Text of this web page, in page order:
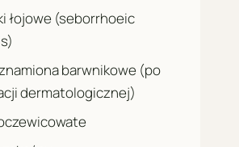
łojowe (seborrhoeic
barwnikowe (po
dermatologicznej)